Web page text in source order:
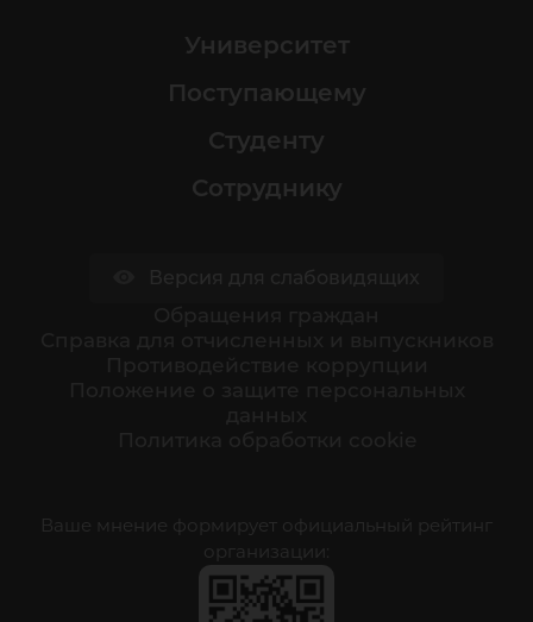
Университет
Поступающему
Студенту
Сотруднику
Ваше мнение формирует официальный рейтинг
организации: